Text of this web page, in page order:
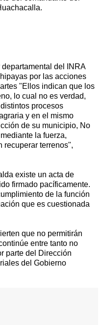
del INRA
por las acciones
"Ellos indican que los
lo cual no es verdad,
procesos
y en el mismo
de su municipio, No
la fuerza,
recuperar terrenos",
existe un acta de
firmado pacíficamente.
de la función
que es cuestionada
que no permitirán
entre tanto no
parte del Dirección
del Gobierno